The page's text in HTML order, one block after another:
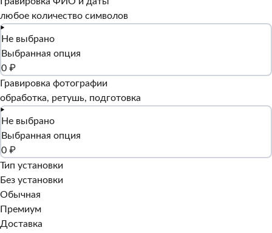
любое количество символов
Не выбрано
Выбранная опция
0 ₽
Гравировка фотографии
обработка, ретушь, подготовка
Не выбрано
Выбранная опция
0 ₽
Тип установки
Без установки
Обычная
Премиум
Доставка